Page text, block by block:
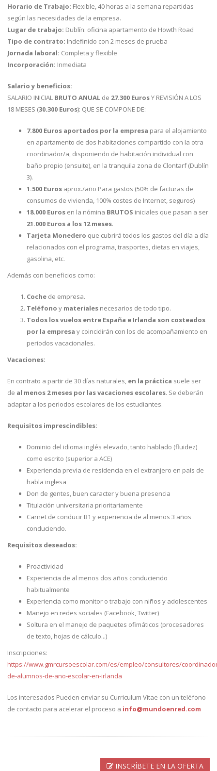
Horario de Trabajo: Flexible, 40 horas a la semana repartidas
según las necesidades de la empresa.
Lugar de trabajo: Dublín: oficina apartamento de Howth Road
Tipo de contrato: Indefinido con 2 meses de prueba
Jornada laboral: Completa y flexible
Incorporación: Inmediata
Salario y beneficios:
SALARIO INICIAL BRUTO ANUAL de 27.300 EurosY REVISIÓN A LOS
18 MESES (30.300 Euros): QUE SE COMPONE DE:
7.800 Euros aportados por la empresa para el alojamiento
en apartamento de dos habitaciones compartido con la otra
coordinador/a, disponiendo de habitación individual con
baño propio (ensuite), en la tranquila zona de Clontarf (Dublín
3).
1.500 Euros aprox./año Para gastos (50% de facturas de
consumos de vivienda, 100% costes de Internet, seguros)
18.000 Euros en la nómina BRUTOS iniciales que pasan a ser
21.000 Euros a los 12 meses.
Tarjeta Monedero que cubrirá todos los gastos del día a día
relacionados con el programa, trasportes, dietas en viajes,
gasolina, etc.
Además con beneficios como:
Coche de empresa.
Teléfono y materiales necesarios de todo tipo.
Todos los vuelos entre España e Irlanda son costeados
por la empresa y coincidirán con los de acompañamiento en
periodos vacacionales.
Vacaciones:
En contrato a partir de 30 días naturales, en la práctica suele ser
de al menos 2 meses por las vacaciones escolares. Se deberán
adaptar a los periodos escolares de los estudiantes.
Requisitos imprescindibles:
Dominio del idioma inglés elevado, tanto hablado (fluidez)
como escrito (superior a ACE)
Experiencia previa de residencia en el extranjero en país de
habla inglesa
Don de gentes, buen caracter y buena presencia
Titulación universitaria prioritariamente
Carnet de conducir B1 y experiencia de al menos 3 años
conduciendo.
Requisitos deseados:
Proactividad
Experiencia de al menos dos años conduciendo
habitualmente
Experiencia como monitor o trabajo con niños y adolescentes
Manejo en redes sociales (Facebook, Twitter)
Soltura en el manejo de paquetes ofimáticos (procesadores
de texto, hojas de cálculo...)
Inscripciones:
https://www.gmrcursoescolar.com/es/empleo/consultores/
de-alumnos-de-ano-escolar-en-irlanda
Los interesados Pueden enviar su Curriculum Vitae con un teléfono
de contacto para acelerar el proceso a info@mundoenred.com
INSCRÍBETE EN LA OFERTA